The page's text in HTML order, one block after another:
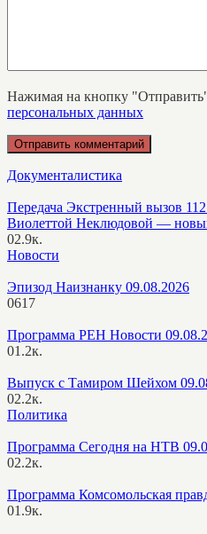
Нажимая на кнопку
персональных данных
Документалистика
Передача Экстренный вызов
Виолеттой Неклюдовой —
02.9к.
Новости
Эпизод Наизнанку 09.08.2026
0617
Программа РЕН Новости
01.2к.
Выпуск с Тамиром Шейхом
02.2к.
Политика
Программа Сегодня на НТВ
02.2к.
Программа Комсомольская
01.9к.